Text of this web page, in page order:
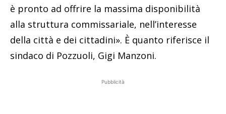
è pronto ad offrire la massima disponibilità
alla struttura commissariale, nell’interesse
della città e dei cittadini». È quanto riferisce il
sindaco di Pozzuoli, Gigi Manzoni.
Pubblicità